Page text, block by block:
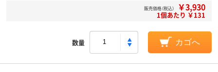
販売価格（税込） ￥3,930
1個あたり ￥131
数量 カゴへ